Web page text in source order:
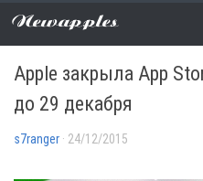
Newapples
НОВОСТИ
Apple закрыла App
до 29 декабря
s7ranger · 24/12/2015